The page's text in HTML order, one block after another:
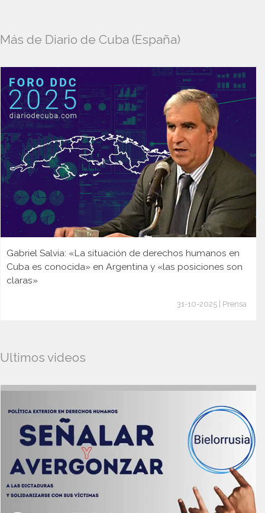
Más de Diario de Cuba (España)
Gabriel Salvia: «La situación de derechos humanos en
Cuba es conocida» en Argentina y «las posiciones son
claras»
31-10-2025 | Prensa
Ultimos videos